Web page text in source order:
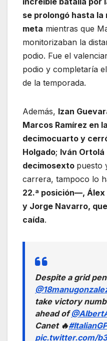
se prolongó hasta la
meta mientras que
monitorizaban la
podio. Fue el
podio y completaría
de la temporada.
Además, Izan
Marcos Ramírez en
decimocuarto y
Holgado; Iván Ortolá
decimosexto puesto
carrera, tampoco lo
22.ª posición—,
y Jorge Navarro,
caída.
Despite a grid
take victory
ahead of
Canet 🔥#ItalianGP
pic.twitter.com/